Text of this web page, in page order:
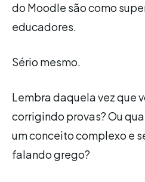
do Moodle são como
educadores.
Sério mesmo.
Lembra daquela vez que
corrigindo provas? Ou
um conceito complexo e
falando grego?